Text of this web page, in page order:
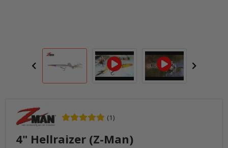
(1)
4" Hellraizer (Z-Man)